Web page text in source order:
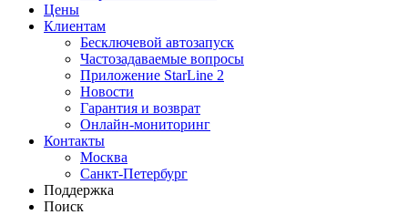
Цены
Клиентам
Бесключевой автозапуск
Частозадаваемые вопросы
Приложение StarLine 2
Новости
Гарантия и возврат
Онлайн-мониторинг
Контакты
Москва
Санкт-Петербург
Поддержка
Поиск